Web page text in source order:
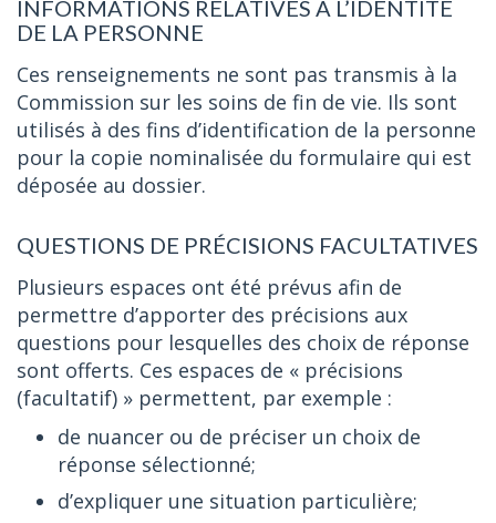
INFORMATIONS RELATIVES À L’IDENTITÉ
DE LA PERSONNE
Ces renseignements ne sont pas transmis à la
Commission sur les soins de fin de vie. Ils sont
utilisés à des fins d’identification de la personne
pour la copie nominalisée du formulaire qui est
déposée au dossier.
QUESTIONS DE PRÉCISIONS FACULTATIVES
Plusieurs espaces ont été prévus afin de
permettre d’apporter des précisions aux
questions pour lesquelles des choix de réponse
sont offerts. Ces espaces de « précisions
(facultatif) » permettent, par exemple :
de nuancer ou de préciser un choix de
réponse sélectionné;
d’expliquer une situation particulière;